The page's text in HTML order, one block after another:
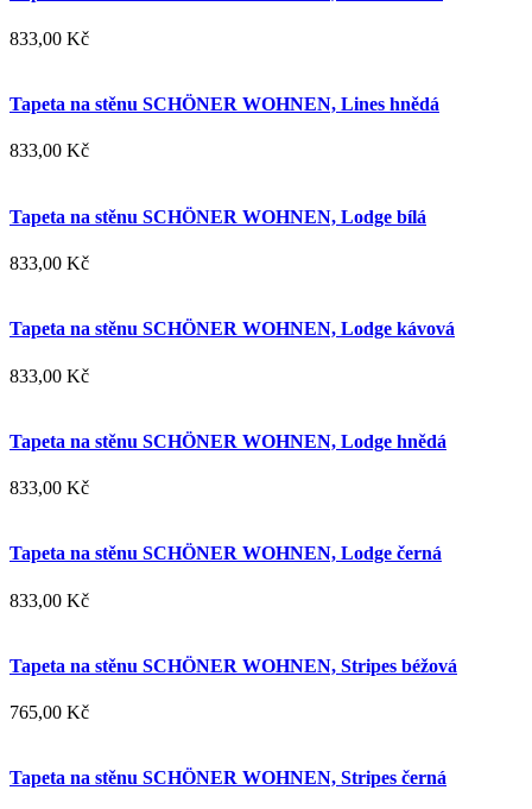
833,00 Kč
Tapeta na stěnu SCHÖNER WOHNEN, Lines hnědá
833,00 Kč
Tapeta na stěnu SCHÖNER WOHNEN, Lodge bílá
833,00 Kč
Tapeta na stěnu SCHÖNER WOHNEN, Lodge kávová
833,00 Kč
Tapeta na stěnu SCHÖNER WOHNEN, Lodge hnědá
833,00 Kč
Tapeta na stěnu SCHÖNER WOHNEN, Lodge černá
833,00 Kč
Tapeta na stěnu SCHÖNER WOHNEN, Stripes béžová
765,00 Kč
Tapeta na stěnu SCHÖNER WOHNEN, Stripes černá